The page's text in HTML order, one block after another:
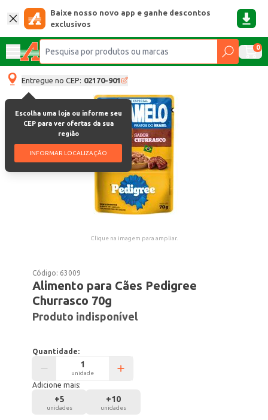
Baixe nosso novo app e ganhe descontos
exclusivos
0
Entregue no CEP: 02170-901
Escolha uma loja ou informe seu
CEP para ver ofertas da sua
região
INFORMAR LOCALIZAÇÃO
Clique na imagem para ampliar.
Código: 63009
Alimento para Cães Pedigree
Churrasco 70g
Produto indisponível
Quantidade:
unidade
Adicione mais:
+5
unidades
+10
unidades